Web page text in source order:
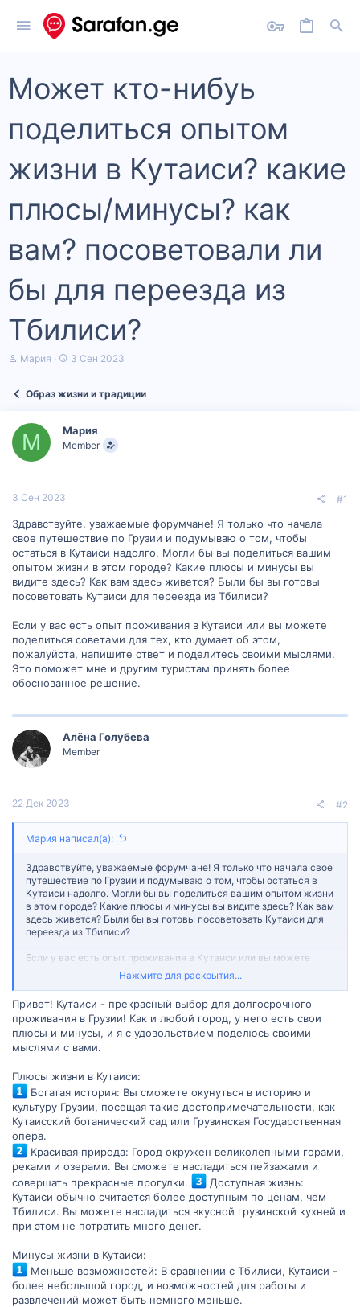
Может кто-нибуь
поделиться опытом
жизни в Кутаиси? какие
плюсы/минусы? как
вам? посоветовали ли
бы для переезда из
Тбилиси?
А
т
е
м
ы
Мария
Д
а
ч
а
3 Сен 2023
Образ жизни и традиции
М Мария
Member
3 Сен 2023 #1
Здравствуйте, уважаемые форумчане! Я только что начала
свое путешествие по Грузии и подумываю о том, чтобы
остаться в Кутаиси надолго. Могли бы вы поделиться вашим
опытом жизни в этом городе? Какие плюсы и минусы вы
видите здесь? Как вам здесь живется? Были бы вы готовы
посоветовать Кутаиси для переезда из Тбилиси?
Если у вас есть опыт проживания в Кутаиси или вы можете
поделиться советами для тех, кто думает об этом,
пожалуйста, напишите ответ и поделитесь своими мыслями.
Это поможет мне и другим туристам принять более
обоснованное решение.
Алëна Голубева
Member
22 Дек 2023 #2
Мария написал(а):
Здравствуйте, уважаемые форумчане! Я только что начала свое
путешествие по Грузии и подумываю о том, чтобы остаться в
Кутаиси надолго. Могли бы вы поделиться вашим опытом жизни
в этом городе? Какие плюсы и минусы вы видите здесь? Как вам
здесь живется? Были бы вы готовы посоветовать Кутаиси для
переезда из Тбилиси?
Если у вас есть опыт проживания в Кутаиси или вы можете
поделиться советами для тех, кто думает об этом, пожалуйста,
напишите ответ и поделитесь своими мыслями. Это поможет
Нажмите для раскрытия...
Привет! Кутаиси - прекрасный выбор для долгосрочного
проживания в Грузии! Как и любой город, у него есть свои
плюсы и минусы, и я с удовольствием поделюсь своими
мыслями с вами.
Плюсы жизни в Кутаиси:
Богатая история: Вы сможете окунуться в историю и
культуру Грузии, посещая такие достопримечательности, как
Кутаисский ботанический сад или Грузинская Государственная
опера.
Красивая природа: Город окружен великолепными горами,
реками и озерами. Вы сможете насладиться пейзажами и
совершать прекрасные прогулки.
Доступная жизнь:
Кутаиси обычно считается более доступным по ценам, чем
Тбилиси. Вы можете насладиться вкусной грузинской кухней и
при этом не потратить много денег.
Минусы жизни в Кутаиси:
Меньше возможностей: В сравнении с Тбилиси, Кутаиси -
более небольшой город, и возможностей для работы и
развлечений может быть немного меньше.